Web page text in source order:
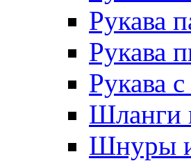
Рукава
Рукава
Рукава
Шланги
Шнуры